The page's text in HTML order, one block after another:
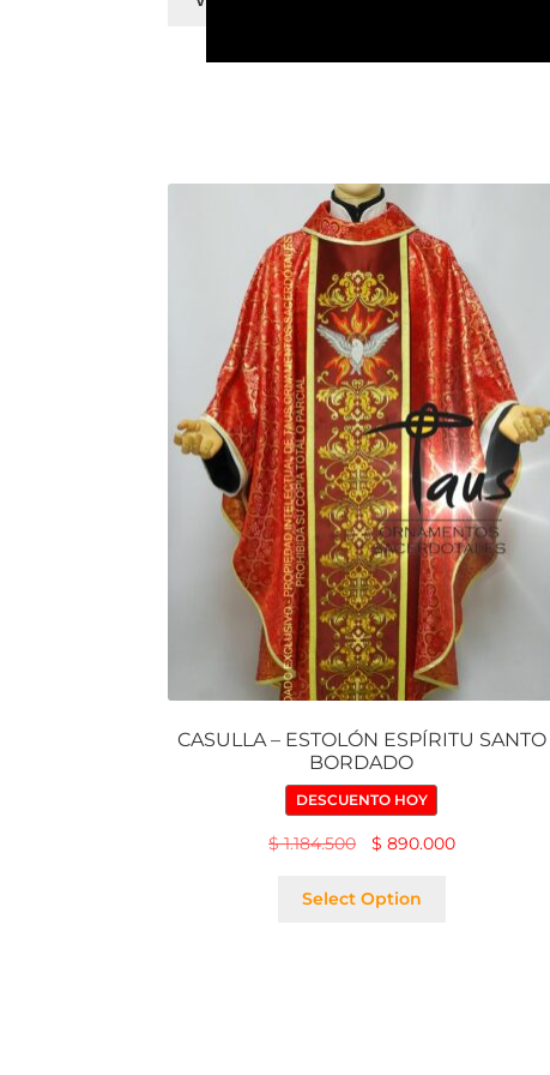
CASULLA – ESTOLÓN ESPÍRITU SANTO
BORDADO
DESCUENTO HOY
$1.184.500 $ 890.000
Select Option